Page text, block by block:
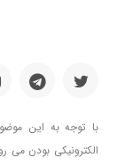
با توجه به این
الکترونیکی بودن